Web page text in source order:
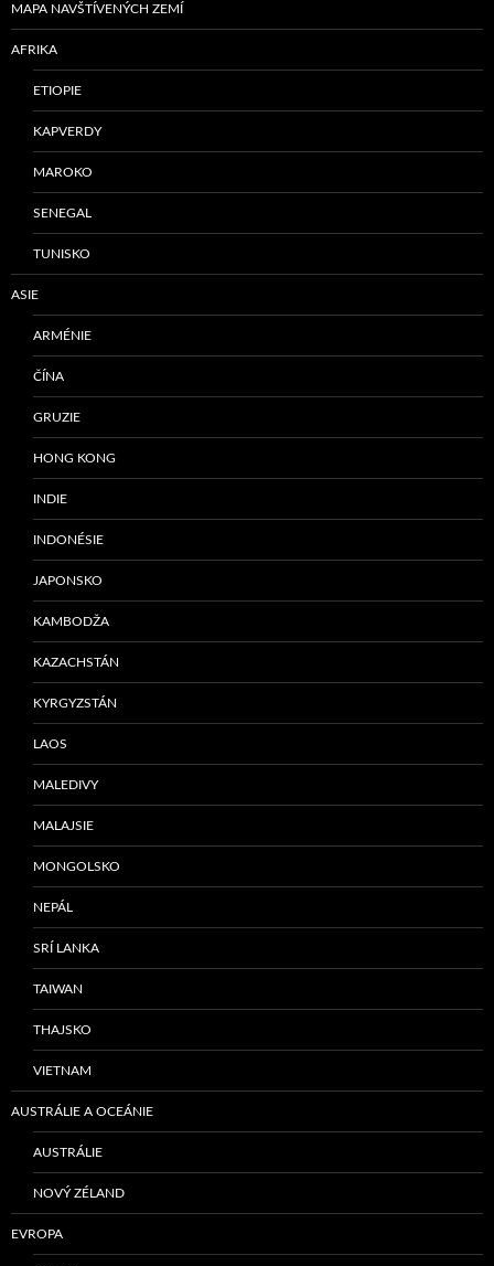
MAPA NAVŠTÍVENÝCH ZEMÍ
AFRIKA
ETIOPIE
KAPVERDY
MAROKO
SENEGAL
TUNISKO
ASIE
ARMÉNIE
ČÍNA
GRUZIE
HONG KONG
INDIE
INDONÉSIE
JAPONSKO
KAMBODŽA
KAZACHSTÁN
KYRGYZSTÁN
LAOS
MALEDIVY
MALAJSIE
MONGOLSKO
NEPÁL
SRÍ LANKA
TAIWAN
THAJSKO
VIETNAM
AUSTRÁLIE A OCEÁNIE
AUSTRÁLIE
NOVÝ ZÉLAND
EVROPA